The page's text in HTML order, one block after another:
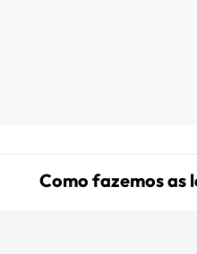
Livro Infantil Grátis
Como fazemos as